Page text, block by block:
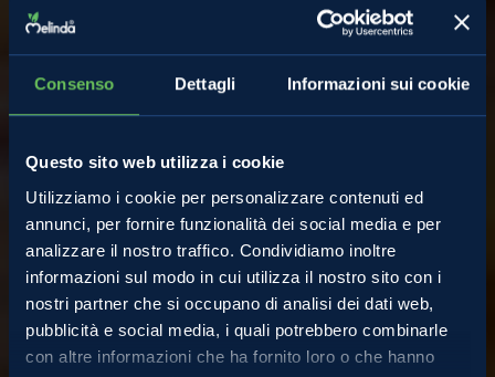
Consenso Dettagli Informazioni sui cookie
Questo sito web utilizza i cookie
Utilizziamo i cookie per personalizzare contenuti ed
annunci, per fornire funzionalità dei social media e per
analizzare il nostro traffico. Condividiamo inoltre
informazioni sul modo in cui utilizza il nostro sito con i
nostri partner che si occupano di analisi dei dati web,
pubblicità e social media, i quali potrebbero combinarle
con altre informazioni che ha fornito loro o che hanno
Almanacco